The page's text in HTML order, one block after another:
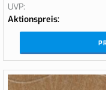
UVP
Aktionspreis